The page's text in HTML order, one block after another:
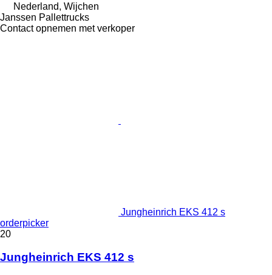
Nederland, Wijchen
Janssen Pallettrucks
Contact opnemen met verkoper
Jungheinrich EKS 412 s
orderpicker
20
Jungheinrich EKS 412 s